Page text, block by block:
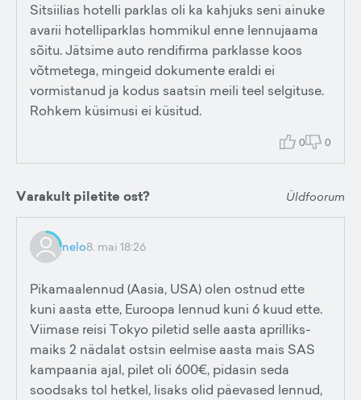
Sitsiilias hotelli parklas oli ka kahjuks seni ainuke
avarii hotelliparklas hommikul enne lennujaama
sõitu. Jätsime auto rendifirma parklasse koos
võtmetega, mingeid dokumente eraldi ei
vormistanud ja kodus saatsin meili teel selgituse.
Rohkem küsimusi ei küsitud.
0 0
Varakult piletite ost? Üldfoorum
nelo8. mai 18:26
Pikamaalennud (Aasia, USA) olen ostnud ette
kuni aasta ette, Euroopa lennud kuni 6 kuud ette.
Viimase reisi Tokyo piletid selle aasta aprilliks-
maiks 2 nädalat ostsin eelmise aasta mais SAS
kampaania ajal, pilet oli 600€, pidasin seda
soodsaks tol hetkel, lisaks olid päevased lennud,